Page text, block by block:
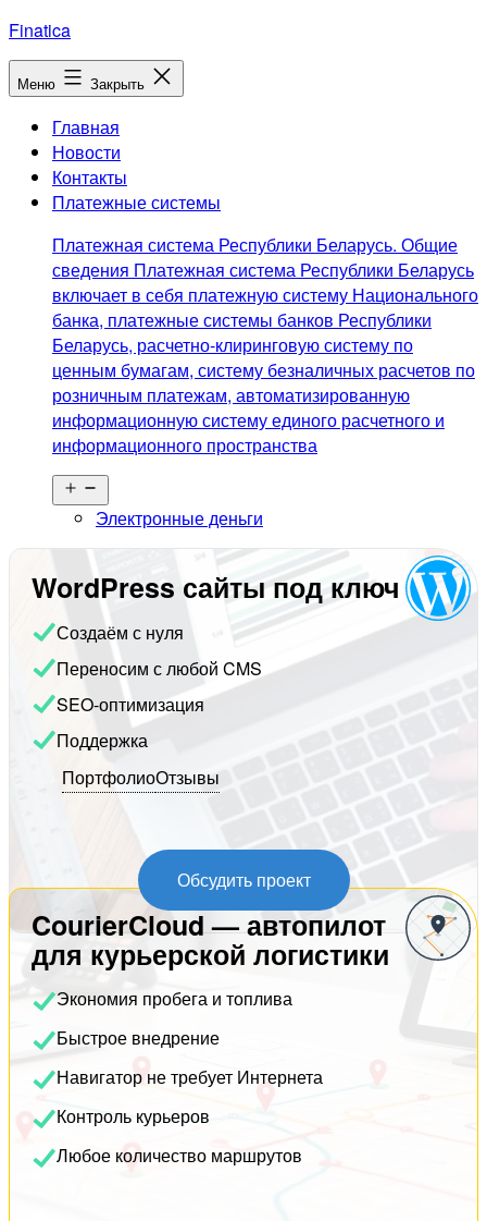
Перейти
к
содержимому
Finatica
Меню Закрыть
Главная
Новости
Контакты
Платежные системы
Платежная система Республики Беларусь. Общие
сведения Платежная система Республики Беларусь
включает в себя платежную систему Национального
банка, платежные системы банков Республики
Беларусь, расчетно-клиринговую систему по
ценным бумагам, систему безналичных расчетов по
розничным платежам, автоматизированную
информационную систему единого расчетного и
информационного пространства
меню
Электронные деньги
WordPress сайты под ключ
Создаём с нуля
Переносим с любой CMS
SEO-оптимизация
Поддержка
ПортфолиоОтзывы
Обсудить проект
CourierCloud — автопилот
для курьерской логистики
Экономия пробега и топлива
Быстрое внедрение
Навигатор не требует Интернета
Контроль курьеров
Любое количество маршрутов